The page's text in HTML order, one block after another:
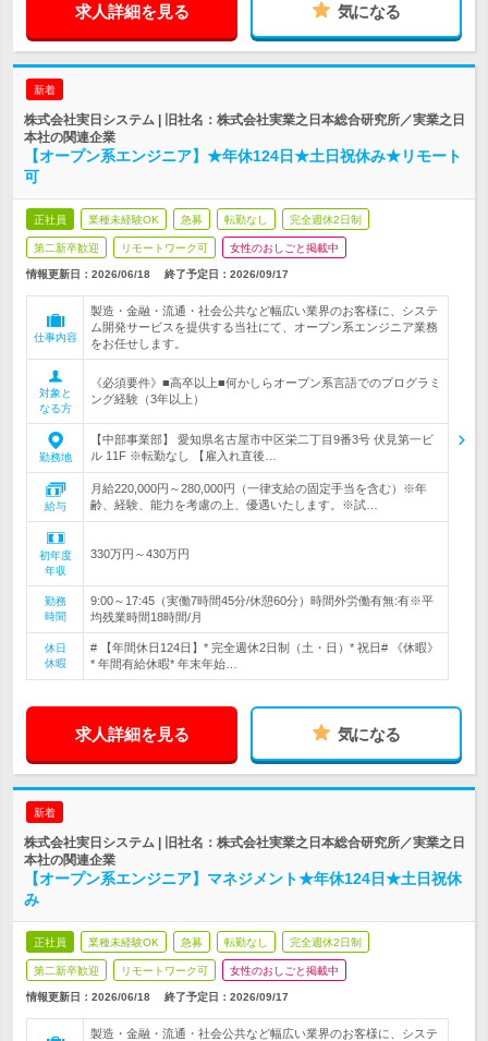
求人詳細を見る 気になる
新着
株式会社実日システム | 旧社名：株式会社実業之日本総合研究所／実業之日
本社の関連企業
【オープン系エンジニア】★年休124日★土日祝休み★リモート
可
正社員 業種未経験OK 急募 転勤なし 完全週休2日制
第二新卒歓迎 リモートワーク可 女性のおしごと掲載中
情報更新日：2026/06/18 終了予定日： 2026/09/17
仕事内容
製造・金融・流通・社会公共など幅広い業界のお客様に、システ
ム開発サービスを提供する当社にて、オープン系エンジニア業務
をお任せします。
対象と
なる方
《必須要件》■高卒以上■何かしらオープン系言語でのプログラミ
ング経験（3年以上）
勤務地
【中部事業部】 愛知県名古屋市中区栄二丁目9番3号 伏見第一ビ
ル 11F ※転勤なし 【雇入れ直後…
給与
月給220,000円～280,000円（一律支給の固定手当を含む）※年
齢、経験、能力を考慮の上、優遇いたします。※試…
初年度
年収
330万円～430万円
勤務
時間
9:00～17:45（実働7時間45分/休憩60分）時間外労働有無:有※平
均残業時間18時間/月
休日
休暇
# 【年間休日124日】* 完全週休2日制（土・日）* 祝日# 《休暇》
* 年間有給休暇* 年末年始…
求人詳細を見る 気になる
新着
株式会社実日システム | 旧社名：株式会社実業之日本総合研究所／実業之日
本社の関連企業
【オープン系エンジニア】マネジメント★年休124日★土日祝休
み
正社員 業種未経験OK 急募 転勤なし 完全週休2日制
第二新卒歓迎 リモートワーク可 女性のおしごと掲載中
情報更新日：2026/06/18 終了予定日： 2026/09/17
製造・金融・流通・社会公共など幅広い業界のお客様に、システ